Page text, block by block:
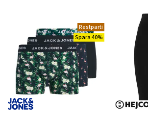
Restparti
Spara 40%